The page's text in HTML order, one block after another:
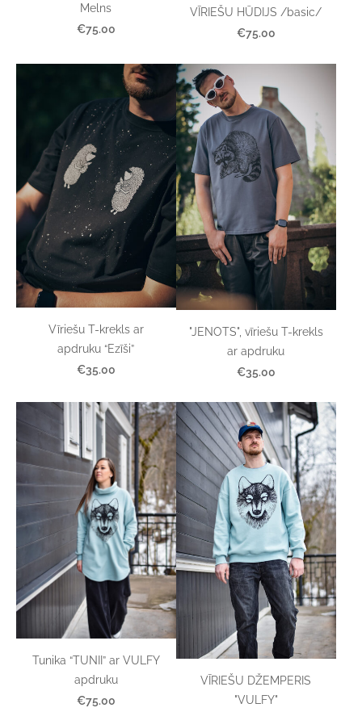
Melns
€75.00
VĪRIEŠU HŪDIJS /basic/
€75.00
Vīriešu T-krekls ar
apdruku “Ezīši”
€35.00
"JENOTS", vīriešu T-krekls
ar apdruku
€35.00
Tunika “TUNII” ar VULFY
apdruku
€75.00
VĪRIEŠU DŽEMPERIS
"VULFY"